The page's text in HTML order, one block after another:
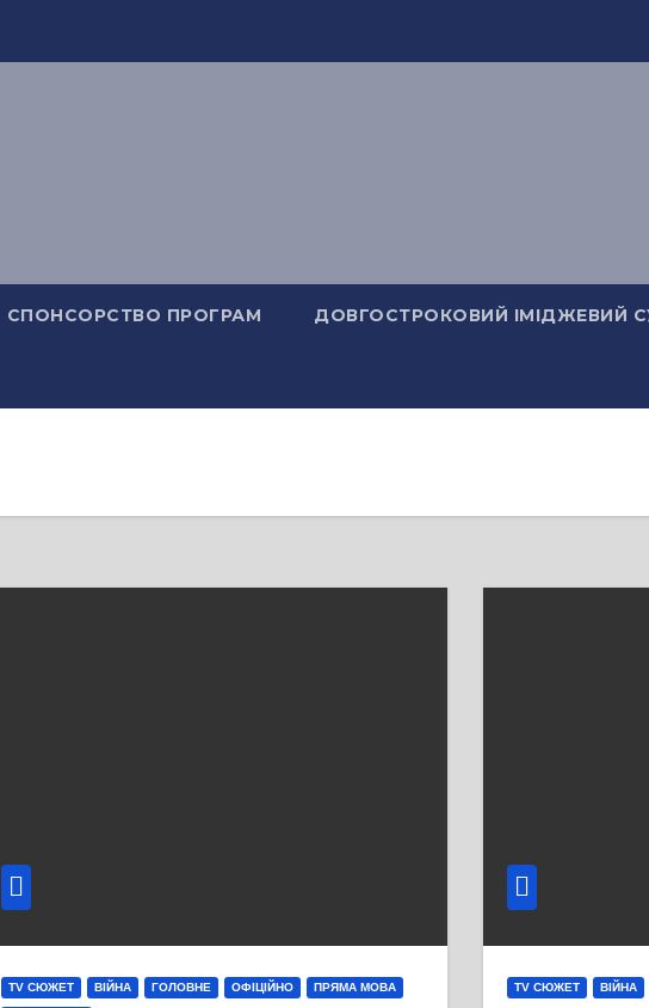
СПОНСОРСТВО ПРОГРАМ ДОВГОСТРОКОВИЙ ІМІДЖЕВИЙ
TV СЮЖЕТ ВІЙНА ГОЛОВНЕ ОФІЦІЙНО ПРЯМА МОВА TV СЮЖЕТ ВІЙНА